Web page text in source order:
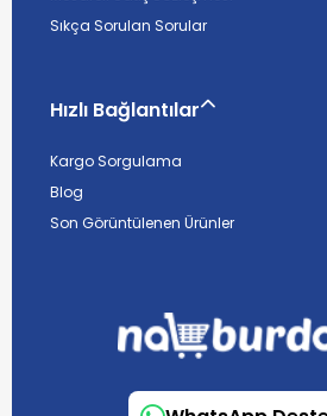
Sıkça Sorulan Sorular
Hızlı Bağlantılar
Kargo Sorgulama
Blog
Son Görüntülenen Ürünler